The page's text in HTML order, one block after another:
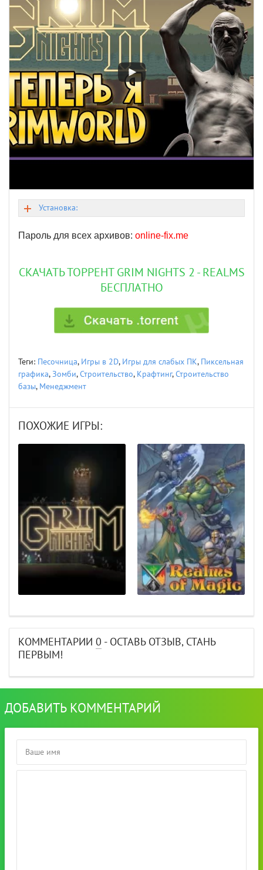
Установка:
Пароль для всех архивов: online-fix.me
СКАЧАТЬ ТОРРЕНТ GRIM NIGHTS 2 - REALMS
БЕСПЛАТНО
Теги: Песочница, Игры в 2D, Игры для слабых ПК, Пиксельная
графика,Зомби,Строительство, Крафтинг,Строительство
базы, Менеджмент
ПОХОЖИЕ ИГРЫ:
КОММЕНТАРИИ 0 - ОСТАВЬ ОТЗЫВ, СТАНЬ
ПЕРВЫМ!
ДОБАВИТЬ КОММЕНТАРИЙ